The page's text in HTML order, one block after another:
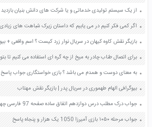
بازیگر نقش کاوه کیهان در سریال نوار زرد کیست ؟ اسم واقعی +
برای اتصال طناب چادر به میخ از چه گره ای استفاده می کنیم تا
به معنای دوست و همدم می باشد ؟ بازی خواستگاری جواب پاسخ
بیوگرافی الهام طهموری در سریال پدر | بازیگر نقش مهتاب
جواب درک مطلب درس دوازدهم اتفاق ساده صفحه 97 فارسی چهارم
جواب مرحله ۱۰۵۰ بازی آمیرزا 1050 یک هزار و پنجاه پاسخ